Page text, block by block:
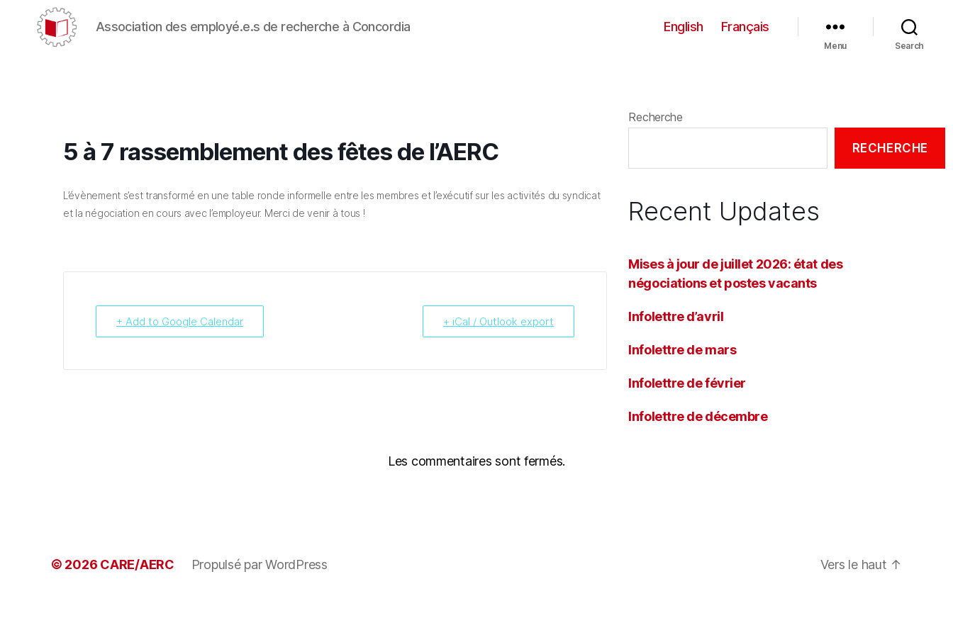
Association des employé.e.s de recherche à Concordia English Français
Menu Search
5 à 7 rassemblement des fêtes de l’AERC
L’évènement s’est transformé en une table ronde informelle entre les membres et l’exécutif sur les activités du syndicat
et la négociation en cours avec l’employeur. Merci de venir à tous !
+ Add to Google Calendar + iCal / Outlook export
Recherche
RECHERCHE
Recent Updates
Mises à jour de juillet 2026: état des
négociations et postes vacants
Infolettre d’avril
Infolettre de mars
Infolettre de février
Infolettre de décembre
Les commentaires sont fermés.
© 2026 CARE/AERC Propulsé par WordPress Vers le haut ↑